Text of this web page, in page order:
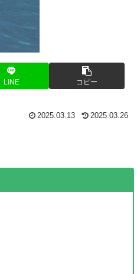
LINE コピー
2025.03.13 2025.03.26